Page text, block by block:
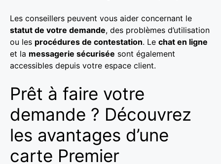
Les conseillers peuvent vous aider concernant le
statut de votre demande, des problèmes d’utilisation
ou les procédures de contestation. Le chat en ligne
et la messagerie sécurisée sont également
accessibles depuis votre espace client.
Prêt à faire votre
demande ? Découvrez
les avantages d’une
carte Premier